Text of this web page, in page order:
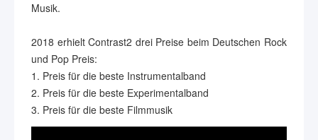
Musik.
2018 erhielt Contrast2 drei Preise beim Deutschen Rock
und Pop Preis:
1. Preis für die beste Instrumentalband
2. Preis für die beste Experimentalband
3. Preis für die beste Filmmusik